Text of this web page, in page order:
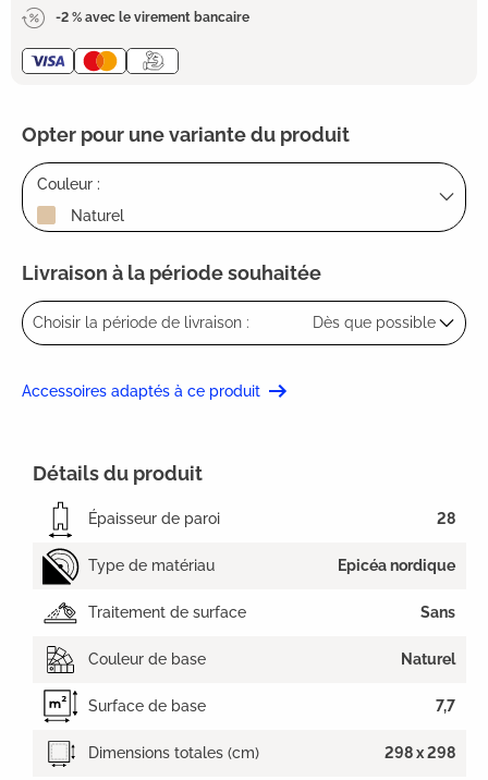
-2 % avec le virement bancaire
Opter pour une variante du produit
Couleur :
Naturel
Livraison à la période souhaitée
Choisir la période de livraison : Dès que possible
Accessoires adaptés à ce produit
Détails du produit
Épaisseur de paroi 28
Type de matériau Epicéa nordique
Traitement de surface Sans
Couleur de base Naturel
Surface de base 7,7
Dimensions totales (cm) 298 x 298